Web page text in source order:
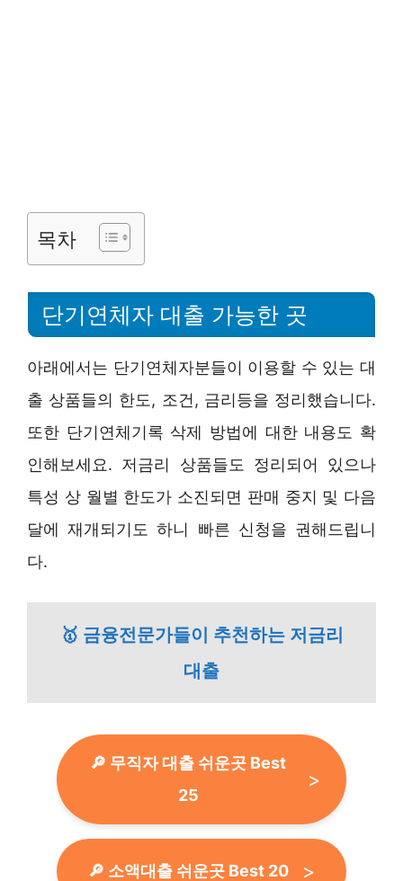
목차
단기연체자 대출 가능한 곳
아래에서는 단기연체자분들이 이용할 수 있는 대
출 상품들의 한도, 조건, 금리등을 정리했습니다.
또한 단기연체기록 삭제 방법에 대한 내용도 확
인해보세요. 저금리 상품들도 정리되어 있으나
특성 상 월별 한도가 소진되면 판매 중지 및 다음
달에 재개되기도 하니 빠른 신청을 권해드립니
다.
🥇 금융전문가들이 추천하는 저금리
대출
🔎 무직자 대출 쉬운곳 Best
25
🔎 소액대출 쉬운곳 Best 20